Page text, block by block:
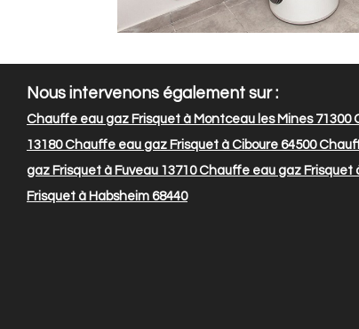
Nous intervenons également sur :
Chauffe eau gaz Frisquet à Montceau les Mines 71300
13180Chauffe eau gaz Frisquet à Ciboure 64500
gaz Frisquet à Fuveau 13710Chauffe eau gaz Frisquet
Frisquet à Habsheim 68440